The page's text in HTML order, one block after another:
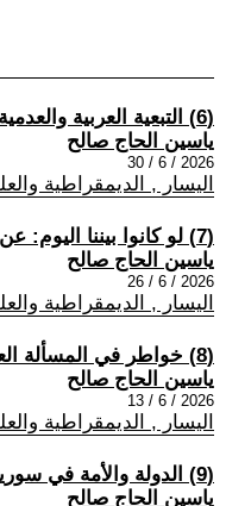
(6) التبعية العربية والعدمية الإسلامية
ياسين الحاج صالح
2026 / 6 / 30
اليسار , الديمقراطية
(7) لو كانوا بيننا اليوم: عن ممكن آخر!
ياسين الحاج صالح
2026 / 6 / 26
اليسار , الديمقراطية
(8) خواطر في المسألة العربية
ياسين الحاج صالح
2026 / 6 / 13
اليسار , الديمقراطية
(9) الدولة والأمة في سورية، أمس واليوم
ياسين الحاج صالح